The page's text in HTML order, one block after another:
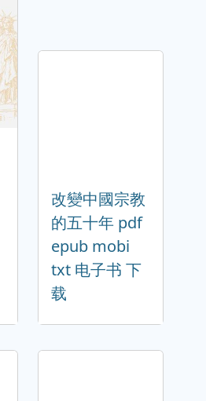
改變中國宗教
的五十年 pdf
epub mobi
txt 电子书 下
载